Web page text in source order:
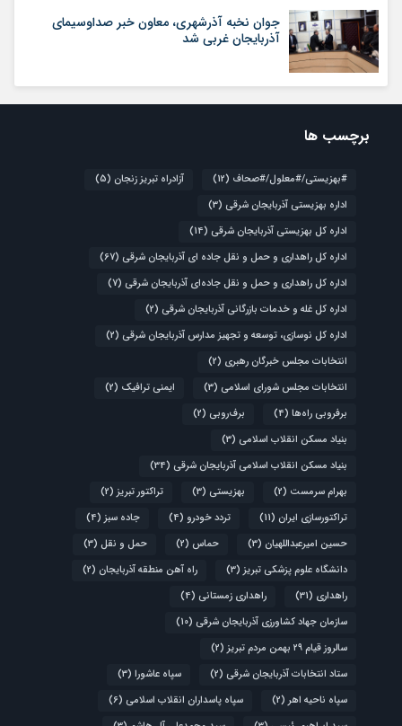
جوان نخبه آذرشهری، معاون خبر صداوسیمای
آذربایجان غربی شد
برچسب ها
#بهزیستی/#معلول/#صحاف (12) آزادراه تبریز زنجان (5)
اداره بهزیستی آذربایجان شرقی (3)
اداره کل بهزیستی آذربایجان شرقی (14)
اداره کل راهداری و حمل و نقل جاده ای آذربایجان شرقی (67)
اداره کل راهداری و حمل و نقل جاده‌ای آذربایجان شرقی (7)
اداره کل غله و خدمات بازرگانی آذربایجان شرقی (2)
اداره کل نوسازی، توسعه و تجهیز مدارس آذربایجان شرقی (2)
انتخابات مجلس خبرگان رهبری (2)
انتخابات مجلس شورای اسلامی (3) ایمنی ترافیک (2)
برفروبی راه‌ها (4) برف‌روبی (2)
بنیاد مسکن انقلاب اسلامی (3)
بنیاد مسکن انقلاب اسلامی آذربایجان شرقی (34)
بهرام سرمست (2) بهزیستی (3) تراکتور تبریز (2)
تراکتورسازی ایران (11) تردد خودرو (4) جاده سبز (4)
حسین امیرعبداللهیان (3) حماس (2) حمل و نقل (3)
دانشگاه علوم پزشکی تبریز (3) راه آهن منطقه آذربایجان (2)
راهداری (31) راهداری زمستانی (4)
سازمان جهاد کشاورزی آذربایجان شرقی (10)
سالروز قیام ۲۹ بهمن مردم تبریز
(2)
ستاد انتخابات آذربایجان شرقی (2) سپاه عاشورا (3)
سپاه ناحیه اهر (2) سپاه پاسداران انقلاب اسلامی (6)